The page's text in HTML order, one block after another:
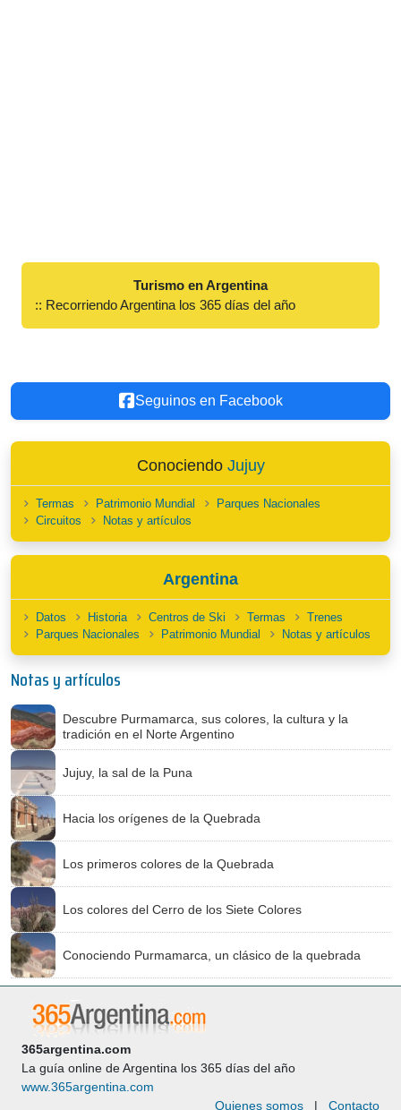
Turismo en Argentina
:: Recorriendo Argentina los 365 días del año
Seguinos en Facebook
Conociendo Jujuy
Termas Patrimonio Mundial
Parques Nacionales
Circuitos
Notas y artículos
Argentina
Datos Historia Centros de Ski Termas
Trenes
Parques Nacionales
Patrimonio Mundial Notas y artículos
Notas y artículos
Descubre Purmamarca, sus colores, la cultura y la
tradición en el Norte Argentino
Jujuy, la sal de la Puna
Hacia los orígenes de la Quebrada
Los primeros colores de la Quebrada
Los colores del Cerro de los Siete Colores
Conociendo Purmamarca, un clásico de la quebrada
365argentina.com
La guía online de Argentina los 365 días del año
www.365argentina.com
Quienes somos | Contacto